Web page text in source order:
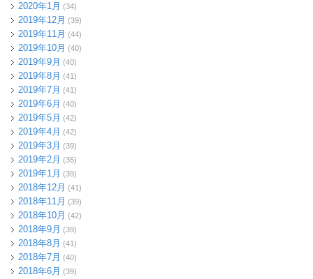
2020年1月 (34)
2019年12月 (39)
2019年11月 (44)
2019年10月 (40)
2019年9月 (40)
2019年8月 (41)
2019年7月 (41)
2019年6月 (40)
2019年5月 (42)
2019年4月 (42)
2019年3月 (39)
2019年2月 (35)
2019年1月 (39)
2018年12月 (41)
2018年11月 (39)
2018年10月 (42)
2018年9月 (39)
2018年8月 (41)
2018年7月 (40)
2018年6月 (39)